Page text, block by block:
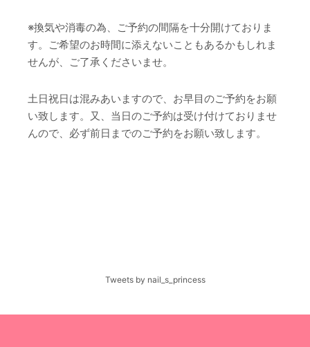
※換気や消毒の為、ご予約の間隔を十分開けておりま
す。ご希望のお時間に添えないこともあるかもしれま
せんが、ご了承くださいませ。
土日祝日は混みあいますので、お早目のご予約をお願
い致します。又、当日のご予約は受け付けておりませ
んので、必ず前日までのご予約をお願い致します。
Tweets by nail_s_princess